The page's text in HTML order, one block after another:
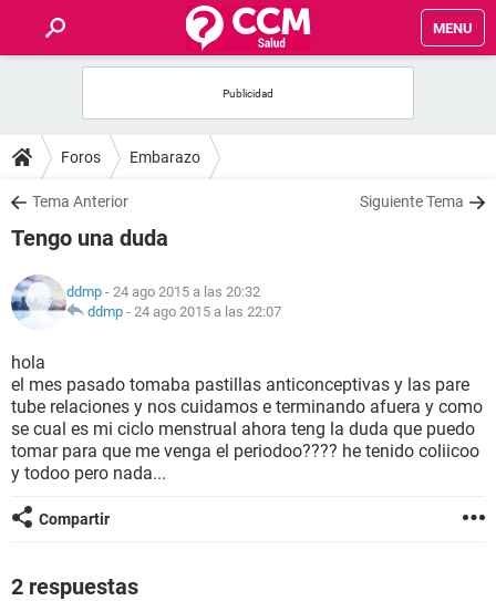
MENU
FOROS
SALUD
FAMILIA
NUTRICIÓN
BIENESTAR
SEXUALIDAD
GLOSARIO
Foros Embarazo
Tema Anterior Siguiente Tema
Tengo una duda
ddmp - 24 ago 2015 a las 20:32
ddmp - 24 ago 2015 a las 22:07
hola
el mes pasado tomaba pastillas anticonceptivas y las pare
tube relaciones y nos cuidamos e terminando afuera y como
se cual es mi ciclo menstrual ahora teng la duda que puedo
tomar para que me venga el periodoo???? he tenido coliicoo
y todoo pero nada...
Compartir
2 respuestas